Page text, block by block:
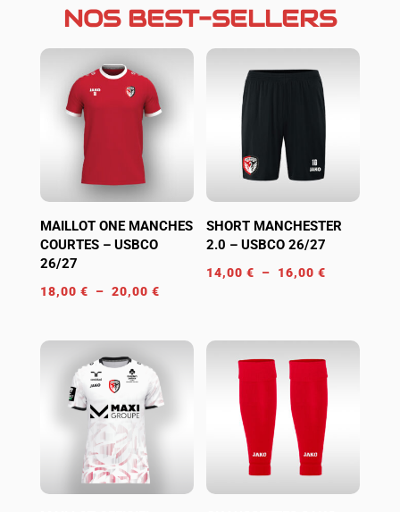
NOS BEST-SELLERS
MAILLOT ONE MANCHES
COURTES – USBCO
26/27
18,00 € – 20,00 €Plage
prix :
à
20,00 €
SHORT MANCHESTER
2.0 – USBCO 26/27
14,00€ – 16,00€
14,00 €
à
16,00 €